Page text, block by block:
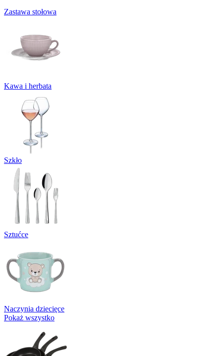
Zastawa stołowa
Kawa i herbata
Szkło
Sztućce
Naczynia dziecięce
Pokaż wszystko